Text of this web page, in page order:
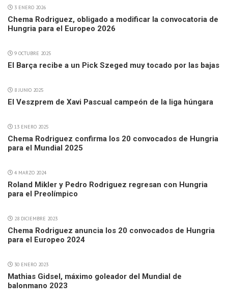
3 ENERO 2026
Chema Rodriguez, obligado a modificar la convocatoria de
Hungria para el Europeo 2026
9 OCTUBRE 2025
El Barça recibe a un Pick Szeged muy tocado por las bajas
8 JUNIO 2025
El Veszprem de Xavi Pascual campeón de la liga húngara
13 ENERO 2025
Chema Rodriguez confirma los 20 convocados de Hungria
para el Mundial 2025
4 MARZO 2024
Roland Mikler y Pedro Rodriguez regresan con Hungria
para el Preolímpico
28 DICIEMBRE 2023
Chema Rodriguez anuncia los 20 convocados de Hungria
para el Europeo 2024
30 ENERO 2023
Mathias Gidsel, máximo goleador del Mundial de
balonmano 2023